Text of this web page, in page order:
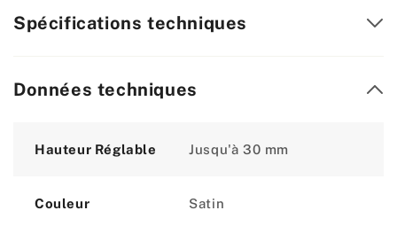
Spécifications techniques
Données techniques
Hauteur Réglable
Jusqu'à 30 mm
Couleur Satin